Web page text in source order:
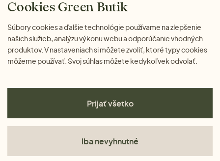
Cookies Green Butik
Súbory cookies a ďalšie technológie používame na zlepšenie
našich služieb, analýzu výkonu webu a odporúčanie vhodných
produktov. V nastaveniach si môžete zvoliť, ktoré typy cookies
môžeme používať. Svoj súhlas môžete kedykoľvek odvolať.
Prijať všetko
Iba nevyhnutné